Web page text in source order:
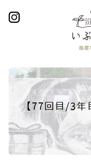
【77回目/3年